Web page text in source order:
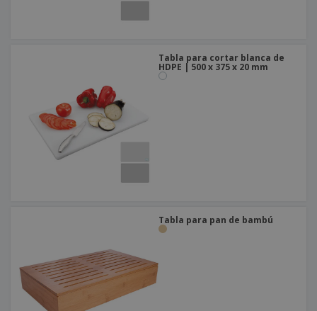
Tabla para cortar blanca de
HDPE | 500 x 375 x 20 mm
Tabla para pan de bambú